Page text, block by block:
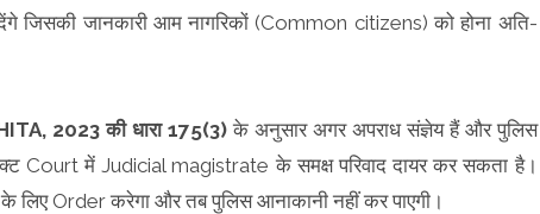
जिसकी जानकारी आम नागरिकों (Common citizens) को होना अति-
2023 की धारा 175(3) के अनुसार अगर अपराध संज्ञेय हैं और पुलिस
Court में Judicial magistrate के समक्ष परिवाद दायर कर सकता है।
के लिए Order करेगा और तब पुलिस आनाकानी नहीं कर पाएगी।